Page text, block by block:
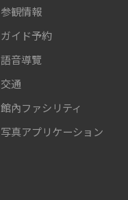
参観情報
ガイド予約
語音導覽
交通
館內ファシリティ
写真アプリケーション